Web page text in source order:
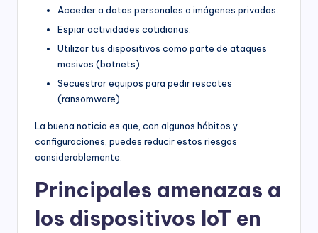
Acceder a datos personales o imágenes privadas.
Espiar actividades cotidianas.
Utilizar tus dispositivos como parte de ataques
masivos (botnets).
Secuestrar equipos para pedir rescates
(ransomware).
La buena noticia es que, con algunos hábitos y
configuraciones, puedes reducir estos riesgos
considerablemente.
Principales amenazas a
los dispositivos IoT en